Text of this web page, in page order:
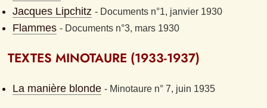
Jacques Lipchitz - Documents n°1, janvier 1930
Flammes - Documents n°3, mars 1930
TEXTES MINOTAURE (1933-1937)
La manière blonde - Minotaure n° 7, juin 1935